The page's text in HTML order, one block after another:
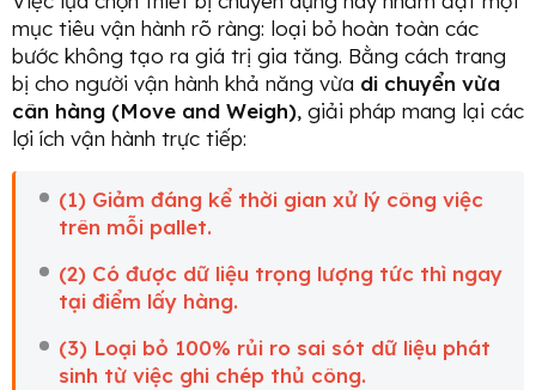
mục tiêu vận hành rõ ràng: loại bỏ hoàn toàn các
bước không tạo ra giá trị gia tăng. Bằng cách trang
bị cho người vận hành khả năng vừa di chuyển vừa
cân hàng (Move and Weigh), giải pháp mang lại các
lợi ích vận hành trực tiếp:
(1) Giảm đáng kể thời gian xử lý công việc
trên mỗi pallet.
(2) Có được dữ liệu trọng lượng tức thì ngay
tại điểm lấy hàng.
(3) Loại bỏ 100% rủi ro sai sót dữ liệu phát
sinh từ việc ghi chép thủ công.